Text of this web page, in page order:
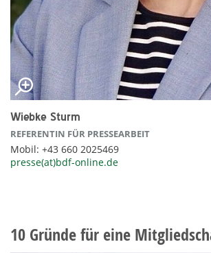
Wiebke Sturm
REFERENTIN FÜR PRESSEARBEIT
Mobil: +43 660 2025469
presse(at)bdf-online.de
10 Gründe für eine